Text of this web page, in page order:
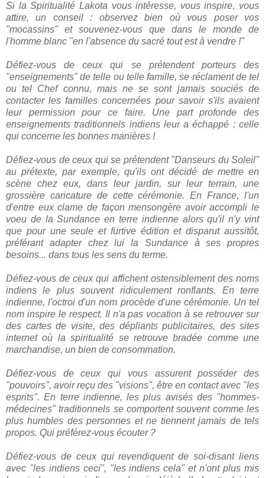
Si la Spiritualité Lakota vous intéresse, vous inspire, vous
attire, un conseil : observez bien où vous poser vos
"mocassins" et souvenez-vous que dans le monde de
l'homme blanc "en l'absence du sacré tout est à vendre !"
Défiez-vous de ceux qui se prétendent porteurs des
"enseignements" de telle ou telle famille, se réclament de tel
ou tel Chef connu, mais ne se sont jamais souciés de
contacter les familles concernées pour savoir s'ils avaient
leur permission pour ce faire. Une part profonde des
enseignements traditionnels indiens leur a échappé : celle
qui concerne les bonnes manières !
Défiez-vous de ceux qui se prétendent "Danseurs du Soleil"
au prétexte, par exemple, qu'ils ont décidé de mettre en
scène chez eux, dans leur jardin, sur leur terrain, une
grossière caricature de cette cérémonie. En France, l'un
d'entre eux clame de façon mensongère avoir accompli le
voeu de la Sundance en terre indienne alors qu'il n'y vint
que pour une seule et furtive édition et disparut aussitôt,
préférant adapter chez lui la Sundance à ses propres
besoins... dans tous les sens du terme.
Défiez-vous de ceux qui affichent ostensiblement des noms
indiens le plus souvent ridiculement ronflants. En terre
indienne, l'octroi d'un nom procède d'une cérémonie. Un tel
nom inspire le respect. Il n'a pas vocation à se retrouver sur
des cartes de visite, des dépliants publicitaires, des sites
internet où la spiritualité se retrouve bradée comme une
marchandise, un bien de consommation.
Défiez-vous de ceux qui vous assurent posséder des
"pouvoirs", avoir reçu des "visions", être en contact avec "les
esprits". En terre indienne, les plus avisés des "hommes-
médecines" traditionnels se comportent souvent comme les
plus humbles des personnes et ne tiennent jamais de tels
propos. Qui préférez-vous écouter ?
Défiez-vous de ceux qui revendiquent de soi-disant liens
avec "les indiens ceci", "les indiens cela" et n'ont plus mis